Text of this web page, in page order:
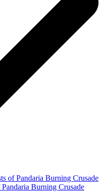
of Pandaria Burning Crusade
Burning Crusade